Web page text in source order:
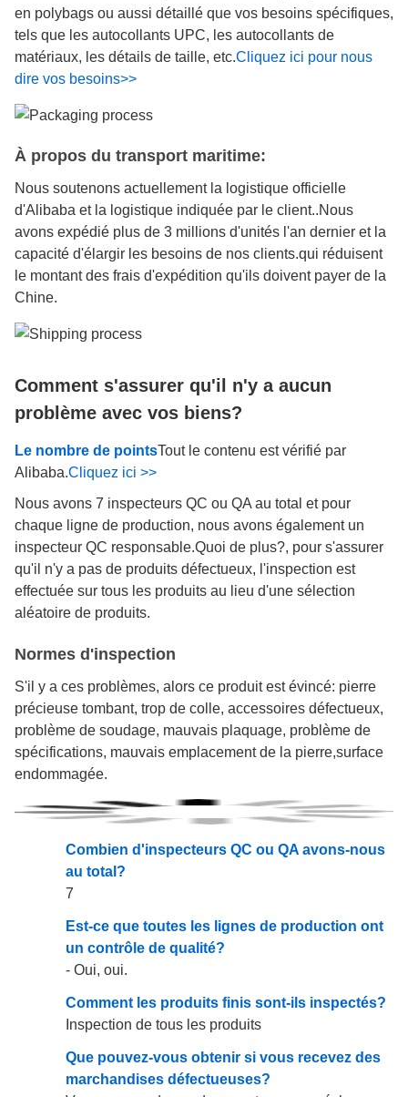
en polybags ou aussi détaillé que vos besoins spécifiques,
tels que les autocollants UPC, les autocollants de
matériaux, les détails de taille, etc.Cliquez ici pour nous
dire vos besoins>>
À propos du transport maritime:
Nous soutenons actuellement la logistique officielle
d'Alibaba et la logistique indiquée par le client..Nous
avons expédié plus de 3 millions d'unités l'an dernier et la
capacité d'élargir les besoins de nos clients.qui réduisent
le montant des frais d'expédition qu'ils doivent payer de la
Chine.
Comment s'assurer qu'il n'y a aucun
problème avec vos biens?
Le nombre de pointsTout le contenu est vérifié par
Alibaba.Cliquez ici >>
Nous avons 7 inspecteurs QC ou QA au total et pour
chaque ligne de production, nous avons également un
inspecteur QC responsable.Quoi de plus?, pour s'assurer
qu'il n'y a pas de produits défectueux, l'inspection est
effectuée sur tous les produits au lieu d'une sélection
aléatoire de produits.
Normes d'inspection
S'il y a ces problèmes, alors ce produit est évincé: pierre
précieuse tombant, trop de colle, accessoires défectueux,
problème de soudage, mauvais plaquage, problème de
spécifications, mauvais emplacement de la pierre,surface
endommagée.
Combien d'inspecteurs QC ou QA avons-nous
au total?
7
Est-ce que toutes les lignes de production ont
un contrôle de qualité?
- Oui, oui.
Comment les produits finis sont-ils inspectés?
Inspection de tous les produits
Que pouvez-vous obtenir si vous recevez des
marchandises défectueuses?